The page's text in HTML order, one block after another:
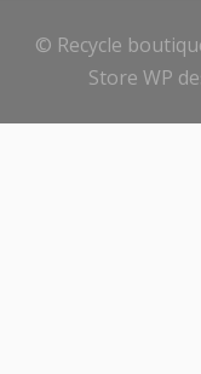
© Recycle
Store WP